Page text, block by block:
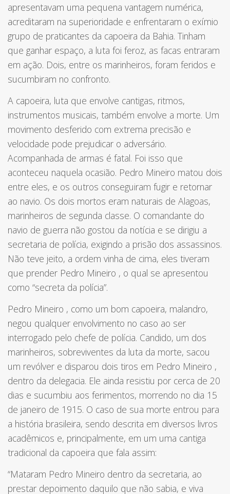
apresentavam uma pequena vantagem numérica,
acreditaram na superioridade e enfrentaram o exímio
grupo de praticantes da capoeira da Bahia. Tinham
que ganhar espaço, a luta foi feroz, as facas entraram
em ação. Dois, entre os marinheiros, foram feridos e
sucumbiram no confronto.
A capoeira, luta que envolve cantigas, ritmos,
instrumentos musicais, também envolve a morte. Um
movimento desferido com extrema precisão e
velocidade pode prejudicar o adversário.
Acompanhada de armas é fatal. Foi isso que
aconteceu naquela ocasião. Pedro Mineiro matou dois
entre eles, e os outros conseguiram fugir e retornar
ao navio. Os dois mortos eram naturais de Alagoas,
marinheiros de segunda classe. O comandante do
navio de guerra não gostou da notícia e se dirigiu a
secretaria de polícia, exigindo a prisão dos assassinos.
Não teve jeito, a ordem vinha de cima, eles tiveram
que prender Pedro Mineiro , o qual se apresentou
como “secreta da polícia”.
Pedro Mineiro , como um bom capoeira, malandro,
negou qualquer envolvimento no caso ao ser
interrogado pelo chefe de polícia. Candido, um dos
marinheiros, sobreviventes da luta da morte, sacou
um revólver e disparou dois tiros em Pedro Mineiro ,
dentro da delegacia. Ele ainda resistiu por cerca de 20
dias e sucumbiu aos ferimentos, morrendo no dia 15
de janeiro de 1915. O caso de sua morte entrou para
a história brasileira, sendo descrita em diversos livros
acadêmicos e, principalmente, em um uma cantiga
tradicional da capoeira que fala assim:
“Mataram Pedro Mineiro dentro da secretaria, ao
prestar depoimento daquilo que não sabia, e viva